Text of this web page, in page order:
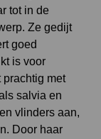
tot in de
Ze gedijt
goed
is voor
prachtig met
salvia en
vlinders aan,
Door haar